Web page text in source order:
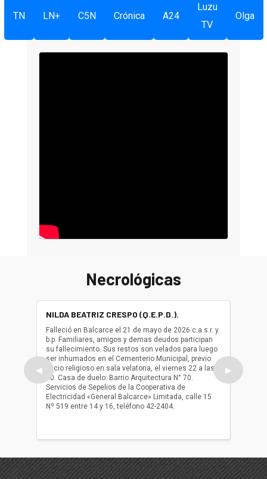
TN LN+ C5N Crónica A24
Luzu
TV
Olga
Necrológicas
◀
NILDA BEATRIZ CRESPO (Q.E.P.D.).
Falleció en Balcarce el 21 de mayo de 2026 c.a.s.r. y
b.p. Familiares, amigos y demas deudos participan
su fallecimiento. Sus restos son velados para luego
ser inhumados en el Cementerio Municipal, previo
oficio religioso en sala velatoria, el viernes 22 a las
10. Casa de duelo: Barrio Arquitectura N° 70.
Servicios de Sepelios de la Cooperativa de
Electricidad «General Balcarce» Limitada, calle 15
Nº 519 entre 14 y 16, teléfono 42-2404.
ser
oficio
▶